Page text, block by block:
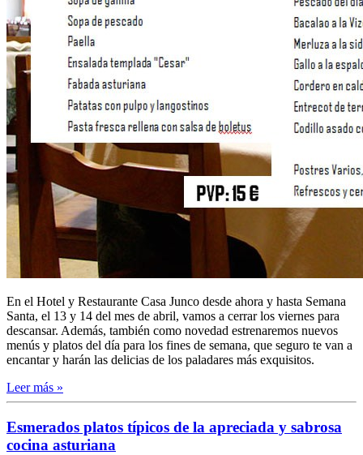
En el Hotel y Restaurante Casa Junco desde ahora y hasta Semana
Santa, el 13 y 14 del mes de abril, vamos a cerrar los viernes para
descansar. Además, también como novedad estrenaremos nuevos
menús y platos del día para los fines de semana, que seguro te van a
encantar y harán las delicias de los paladares más exquisitos.
Leer más »
Esmerados platos típicos de la apreciada y sabrosa
cocina asturiana